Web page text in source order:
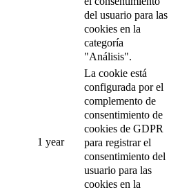
del usuario para las
cookies en la
categoría
"Análisis".
1 year
La cookie está
configurada por el
complemento de
consentimiento de
cookies de GDPR
para registrar el
consentimiento del
usuario para las
cookies en la